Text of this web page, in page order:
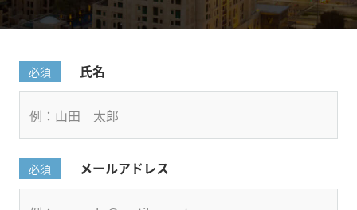
必須 氏名
必須 メールアドレス